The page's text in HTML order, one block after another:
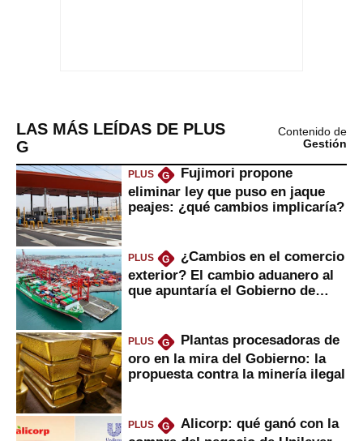
LAS MÁS LEÍDAS DE PLUS
G
Contenido de
Gestión
PLUS G
Fujimori propone
eliminar ley que puso en jaque
peajes: ¿qué cambios implicaría?
PLUS G
¿Cambios en el comercio
exterior? El cambio aduanero al
que apuntaría el Gobierno de
PLUS G
Plantas procesadoras de
oro en la mira del Gobierno: la
propuesta contra la minería ilegal
PLUS G
Alicorp: qué ganó con la